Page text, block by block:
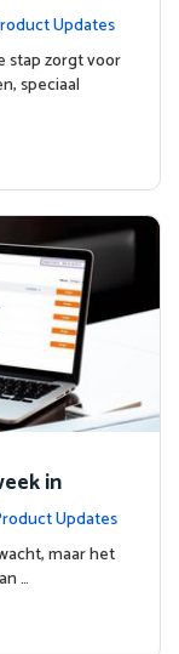
Updates
stap zorgt voor
speciaal
in
Updates
maar het
…